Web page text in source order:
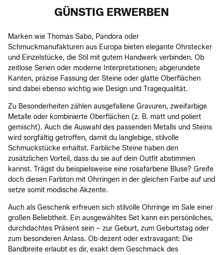
GÜNSTIG ERWERBEN
Marken wie Thomas Sabo, Pandora oder
Schmuckmanufakturen aus Europa bieten elegante Ohrstecker
und Einzelstücke, die Stil mit gutem Handwerk verbinden. Ob
zeitlose Serien oder moderne Interpretationen; abgerundete
Kanten, präzise Fassung der Steine oder glatte Oberflächen
sind dabei ebenso wichtig wie Design und Tragequalität.
Zu Besonderheiten zählen ausgefallene Gravuren, zweifarbige
Metalle oder kombinierte Oberflächen (z. B. matt und poliert
gemischt). Auch die Auswahl des passenden Metalls und Steins
wird sorgfältig getroffen, damit du langlebige, stilvolle
Schmuckstücke erhältst. Farbliche Steine haben den
zusätzlichen Vorteil, dass du sie auf dein Outfit abstimmen
kannst. Trägst du beispielsweise eine rosafarbene Bluse? Greife
doch diesen Farbton mit Ohrringen in der gleichen Farbe auf und
setze somit modische Akzente.
Auch als Geschenk erfreuen sich stilvolle Ohrringe im Sale einer
großen Beliebtheit. Ein ausgewähltes Set kann ein persönliches,
durchdachtes Präsent sein – zur Geburt, zum Geburtstag oder
zum besonderen Anlass. Ob dezent oder extravagant: Die
Bandbreite erlaubt es dir, exakt dem Geschmack des